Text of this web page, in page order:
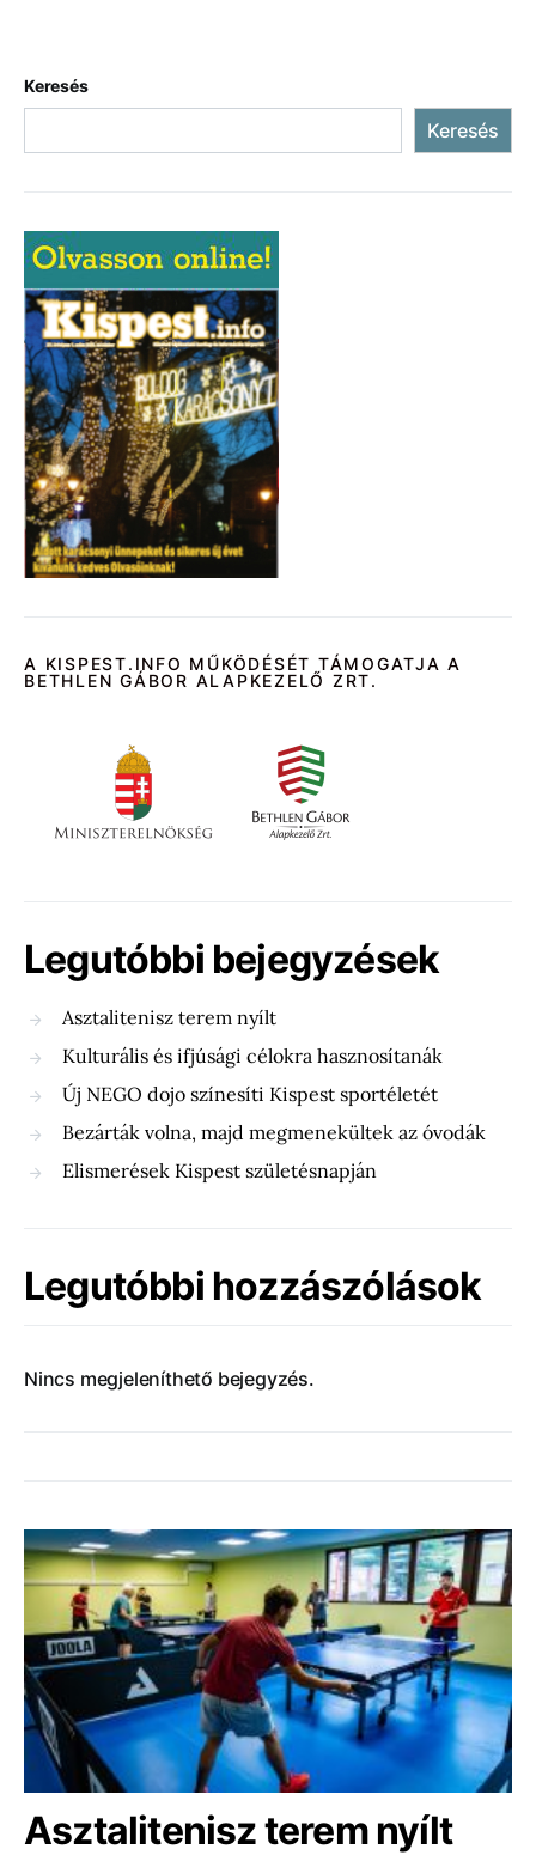
Keresés
Keresés
A KISPEST.INFO MŰKÖDÉSÉT TÁMOGATJA A
BETHLEN GÁBOR ALAPKEZELŐ ZRT.
Legutóbbi bejegyzések
Asztalitenisz terem nyílt
Kulturális és ifjúsági célokra hasznosítanák
Új NEGO dojo színesíti Kispest sportéletét
Bezárták volna, majd megmenekültek az óvodák
Elismerések Kispest születésnapján
Legutóbbi hozzászólások
Nincs megjeleníthető bejegyzés.
Asztalitenisz terem nyílt